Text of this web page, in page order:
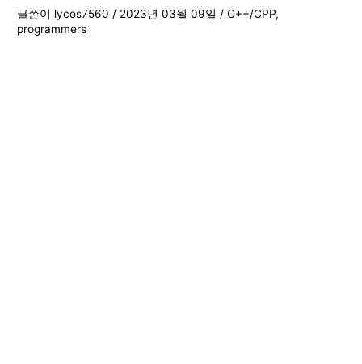
글쓴이 lycos7560/ 2023년 03월 09일/C++/CPP,
programmers